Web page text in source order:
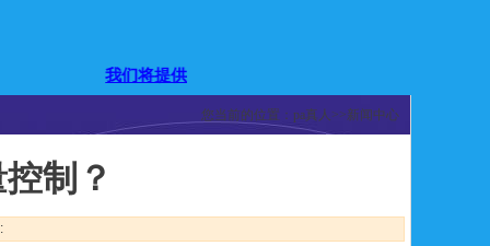
我们将提供优质的产品及服务，欢迎咨询购买
您当前的位置： pa真人 >>新闻中心
制？